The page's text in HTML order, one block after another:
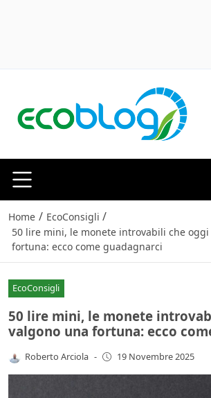
Home / EcoConsigli /
50 lire mini, le monete introvabili che oggi
fortuna: ecco come guadagnarci
EcoConsigli
50 lire mini, le monete
valgono una fortuna: ecco
Roberto Arciola - 19 Novembre 2025